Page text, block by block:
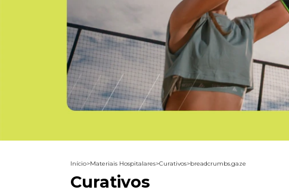
Início>Materiais Hospitalares>Curativos>breadcrumbs.gaze
Curativos